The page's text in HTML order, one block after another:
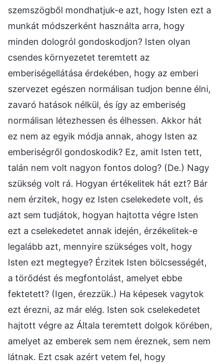
szemszögből mondhatjuk-e azt, hogy Isten ezt a
munkát módszerként használta arra, hogy
minden dologról gondoskodjon? Isten olyan
csendes környezetet teremtett az
emberiségellátása érdekében, hogy az emberi
szervezet egészen normálisan tudjon benne élni,
zavaró hatások nélkül, és így az emberiség
normálisan létezhessen és élhessen. Akkor hát
ez nem az egyik módja annak, ahogy Isten az
emberiségről gondoskodik? Ez, amit Isten tett,
talán nem volt nagyon fontos dolog? (De.) Nagy
szükség volt rá. Hogyan értékelitek hát ezt? Bár
nem érzitek, hogy ez Isten cselekedete volt, és
azt sem tudjátok, hogyan hajtotta végre Isten
ezt a cselekedetet annak idején, érzékelitek-e
legalább azt, mennyire szükséges volt, hogy
Isten ezt megtegye? Érzitek Isten bölcsességét,
a törődést és megfontolást, amelyet ebbe
fektetett? (Igen, érezzük.) Ha képesek vagytok
ezt érezni, az már elég. Isten sok cselekedetet
hajtott végre az Általa teremtett dolgok körében,
amelyet az emberek sem nem éreznek, sem nem
látnak. Ezt csak azért vetem fel, hogy